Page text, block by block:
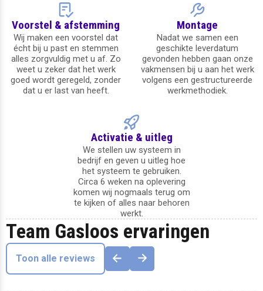
Voorstel & afstemming
Wij maken een voorstel dat
écht bij u past en stemmen
alles zorgvuldig met u af. Zo
weet u zeker dat het werk
goed wordt geregeld, zonder
dat u er last van heeft.
Montage
Nadat we samen een
geschikte leverdatum
gevonden hebben gaan onze
vakmensen bij u aan het werk
volgens een gestructureerde
werkmethodiek.
Activatie & uitleg
We stellen uw systeem in
bedrijf en geven u uitleg hoe
het systeem te gebruiken.
Circa 6 weken na oplevering
komen wij nogmaals terug om
te kijken of alles naar behoren
werkt.
Team Gasloos ervaringen
Toon alle reviews